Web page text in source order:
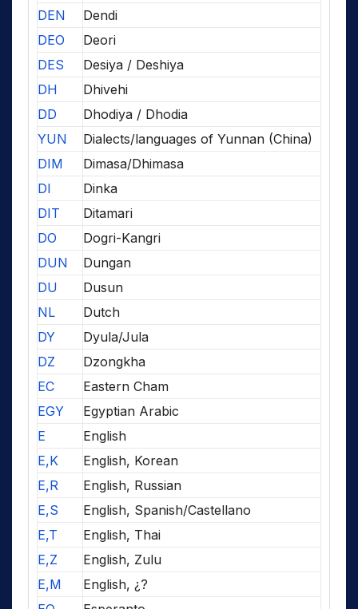
DEN
Dendi
DEO
Deori
DES
Desiya / Deshiya
DH
Dhivehi
DD
Dhodiya / Dhodia
YUN
Dialects/languages of Yunnan (China)
DIM
Dimasa/Dhimasa
DI
Dinka
DIT
Ditamari
DO
Dogri-Kangri
DUN
Dungan
DU
Dusun
NL
Dutch
DY
Dyula/Jula
DZ
Dzongkha
EC
Eastern Cham
EGY
Egyptian Arabic
E
English
E,K
English, Korean
E,R
English, Russian
E,S
English, Spanish/Castellano
E,T
English, Thai
E,Z
English, Zulu
E,M
English, ¿?